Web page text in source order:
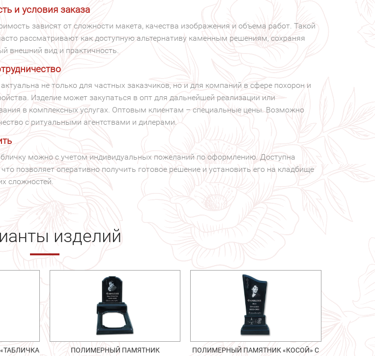
и условия заказа
зависят от сложности макета, качества изображения и объема работ. Такой
рассматривают как доступную альтернативу каменным решениям, сохраняя
внешний вид и практичность.
не только для частных заказчиков, но и для компаний в сфере похорон и
Изделие может закупаться в опт для дальнейшей реализации или
в комплексных услугах. Оптовым клиентам – специальные цены. Возможно
с ритуальными агентствами и дилерами.
можно с учетом индивидуальных пожеланий по оформлению. Доступна
что позволяет оперативно получить готовое решение и установить его на кладбище
сложностей.
изделий
ПОЛИМЕРНЫЙ ПАМЯТНИК
ПОЛИМЕРНЫЙ ПАМЯТНИК «КОСОЙ» С